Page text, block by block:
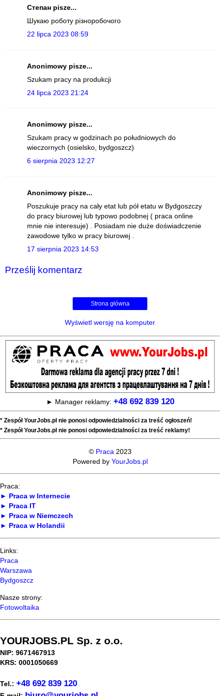
Степан pisze...
Шукаю роботу різноробочого
22 lipca 2023 08:59
Anonimowy pisze...
Szukam pracy na produkcji
24 lipca 2023 21:24
Anonimowy pisze...
Szukam pracy w godzinach po południowych do
wieczornych (osielsko, bydgoszcz)
6 sierpnia 2023 12:27
Anonimowy pisze...
Poszukuje pracy na cały etat lub pół etatu w Bydgoszczy
do pracy biurowej lub typowo podobnej ( praca online
mnie nie interesuje) . Posiadam nie duże doświadczenie
zawodowe tylko w pracy biurowej .
17 sierpnia 2023 14:53
Prześlij komentarz
Strona główna
Wyświetl wersję na komputer
► Manager reklamy: +48 692 839 120
* Zespół YourJobs.pl nie ponosi odpowiedzialności za treść ogłoszeń!
* Zespół YourJobs.pl nie ponosi odpowiedzialności za treść reklamy!
© Praca 2023
Powered by YourJobs.pl
Praca:
► Praca w Internecie
► Praca IT
► Praca w Niemczech
► Praca w Holandii
Links:
Praca
Warszawa
Bydgoszcz
Nasze strony:
Fotowoltaika
YOURJOBS.PL Sp. z o.o.
NIP: 9671467913
KRS: 0001050669
Tel.: +48 692 839 120